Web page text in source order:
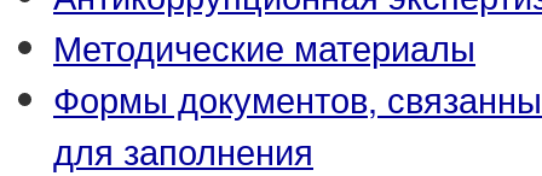
Методические материалы
Формы документов,
для заполнения